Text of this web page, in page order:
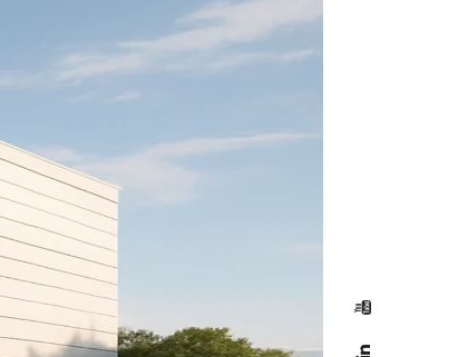
ساعة العمل من 9:00 صباحاً إلى 6:00
مساءً (من الأحد إلى الخميس)